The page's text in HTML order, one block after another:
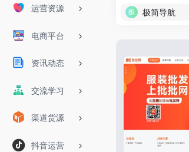
运营资源
电商平台
资讯动态
交流学习
渠道货源
抖音运营
极简导航